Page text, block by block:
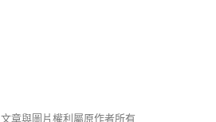
文章與圖片權利屬原作者所有